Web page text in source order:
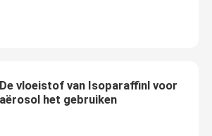
Isoparg
De vloeistof van Isoparaffinl voor
aërosol het gebruiken